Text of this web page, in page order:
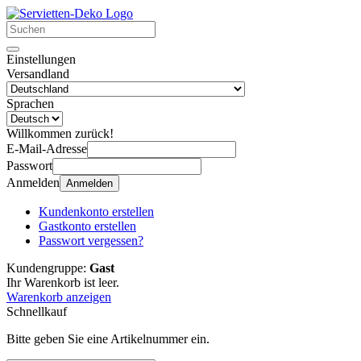
Einstellungen
Versandland
Sprachen
Willkommen zurück!
E-Mail-Adresse
Passwort
Anmelden Anmelden
Kundenkonto erstellen
Gastkonto erstellen
Passwort vergessen?
Kundengruppe: Gast
Ihr Warenkorb ist leer.
Warenkorb anzeigen
Schnellkauf
Bitte geben Sie eine Artikelnummer ein.